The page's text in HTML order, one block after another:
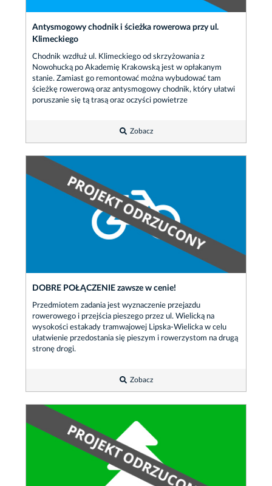
Antysmogowy chodnik i ścieżka rowerowa przy ul.
Klimeckiego
Chodnik wzdłuż ul. Klimeckiego od skrzyżowania z
Nowohucką po Akademię Krakowską jest w opłakanym
stanie. Zamiast go remontować można wybudować tam
ścieżkę rowerową oraz antysmogowy chodnik, który ułatwi
poruszanie się tą trasą oraz oczyści powietrze
Zobacz
DOBRE POŁĄCZENIE zawsze w cenie!
Przedmiotem zadania jest wyznaczenie przejazdu
rowerowego i przejścia pieszego przez ul. Wielicką na
wysokości estakady tramwajowej Lipska-Wielicka w celu
ułatwienie przedostania się pieszym i rowerzystom na drugą
stronę drogi.
Zobacz